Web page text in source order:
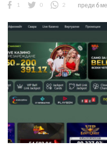
1 0 2 преди 6